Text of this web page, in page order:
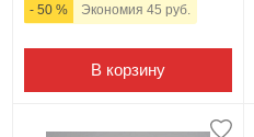
- 50 % Экономия 45 руб.
В корзину